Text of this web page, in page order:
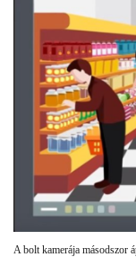
A bolt kamerája másodszor